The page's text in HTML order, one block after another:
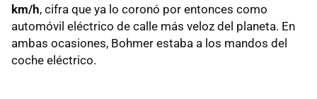
km/h, cifra que ya lo coronó por entonces como
automóvil eléctrico de calle más veloz del planeta. En
ambas ocasiones, Bohmer estaba a los mandos del
coche eléctrico.